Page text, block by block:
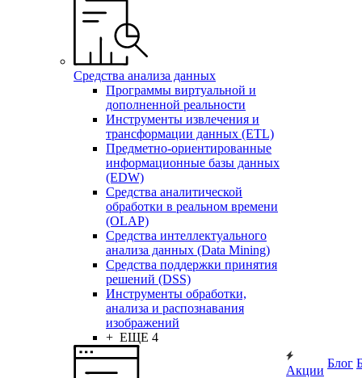
Средства анализа данных
Программы виртуальной и
дополненной реальности
Инструменты извлечения и
трансформации данных (ETL)
Предметно-ориентированные
информационные базы данных
(EDW)
Средства аналитической
обработки в реальном времени
(OLAP)
Средства интеллектуального
анализа данных (Data Mining)
Средства поддержки принятия
решений (DSS)
Инструменты обработки,
анализа и распознавания
изображений
+ ЕЩЕ 4
Акции
Блог